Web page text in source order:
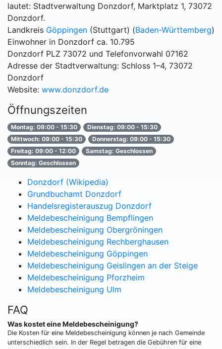
lautet: Stadtverwaltung Donzdorf, Marktplatz 1, 73072
Donzdorf.
Landkreis Göppingen (Stuttgart) (Baden-Württemberg)
Einwohner in Donzdorf ca. 10.795
Donzdorf PLZ 73072 und Telefonvorwahl 07162
Adresse der Stadtverwaltung: Schloss 1–4, 73072
Donzdorf
Website: www.donzdorf.de
Öffnungszeiten
Montag: 09:00 - 15:30
Dienstag: 09:00 - 15:30
Mittwoch: 09:00 - 15:30
Donnerstag: 09:00 - 15:30
Freitag: 09:00 - 12:00
Samstag: Geschlossen
Sonntag: Geschlossen
Donzdorf (Wikipedia)
Grundbuchamt Donzdorf
Handelsregisterauszug Donzdorf
Meldebescheinigung Bempflingen
Meldebescheinigung Obergröningen
Meldebescheinigung Rechberghausen
Meldebescheinigung Göppingen
Meldebescheinigung Geislingen an der Steige
Meldebescheinigung Pforzheim
Meldebescheinigung Ulm
FAQ
Was kostet eine Meldebescheinigung?
Die Kosten für eine Meldebescheinigung können je nach Gemeinde
unterschiedlich sein. In der Regel betragen die Gebühren für eine